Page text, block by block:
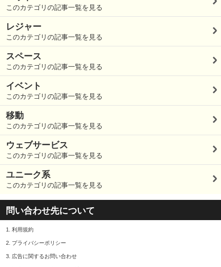
このカテゴリの記事一覧を見る
レジャー
このカテゴリの記事一覧を見る
スペース
このカテゴリの記事一覧を見る
イベント
このカテゴリの記事一覧を見る
移動
このカテゴリの記事一覧を見る
ウェブサービス
このカテゴリの記事一覧を見る
ユニーク系
このカテゴリの記事一覧を見る
問い合わせ先について
1. 利用規約
2. プライバシーポリシー
3. 広告に関するお問い合わせ